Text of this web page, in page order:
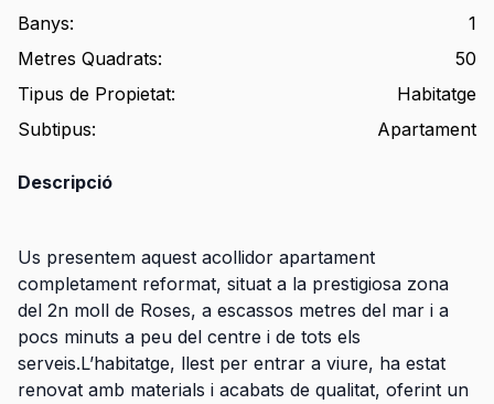
Banys:
1
Metres Quadrats:
50
Tipus de Propietat:
Habitatge
Subtipus: Apartament
Descripció
Us presentem aquest acollidor apartament
completament reformat, situat a la prestigiosa zona
del 2n moll de Roses, a escassos metres del mar i a
pocs minuts a peu del centre i de tots els
serveis.L’habitatge, llest per entrar a viure, ha estat
renovat amb materials i acabats de qualitat, oferint un